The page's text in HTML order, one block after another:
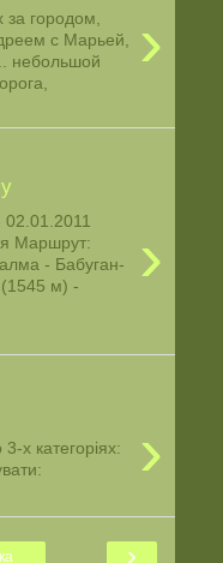
›
за городом,
с Марьей,
небольшой
›
я Маршрут:
- Бабуган-
м) -
›
х категоріях:
›